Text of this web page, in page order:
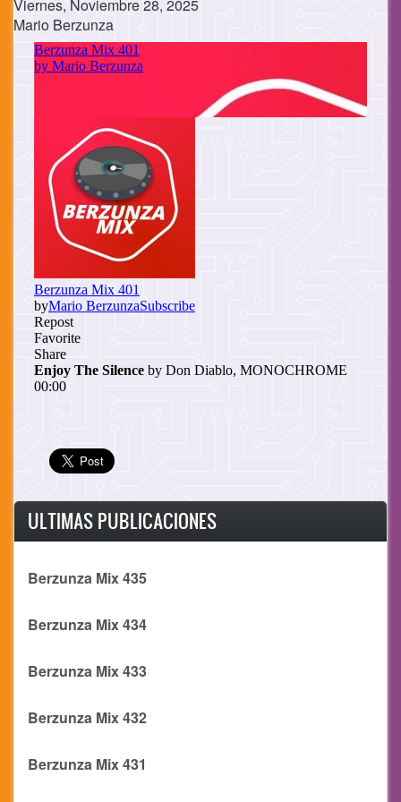
Viernes, Noviembre 28, 2025
Mario Berzunza
Cuerpo
ULTIMAS PUBLICACIONES
Berzunza Mix 435
Berzunza Mix 434
Berzunza Mix 433
Berzunza Mix 432
Berzunza Mix 431